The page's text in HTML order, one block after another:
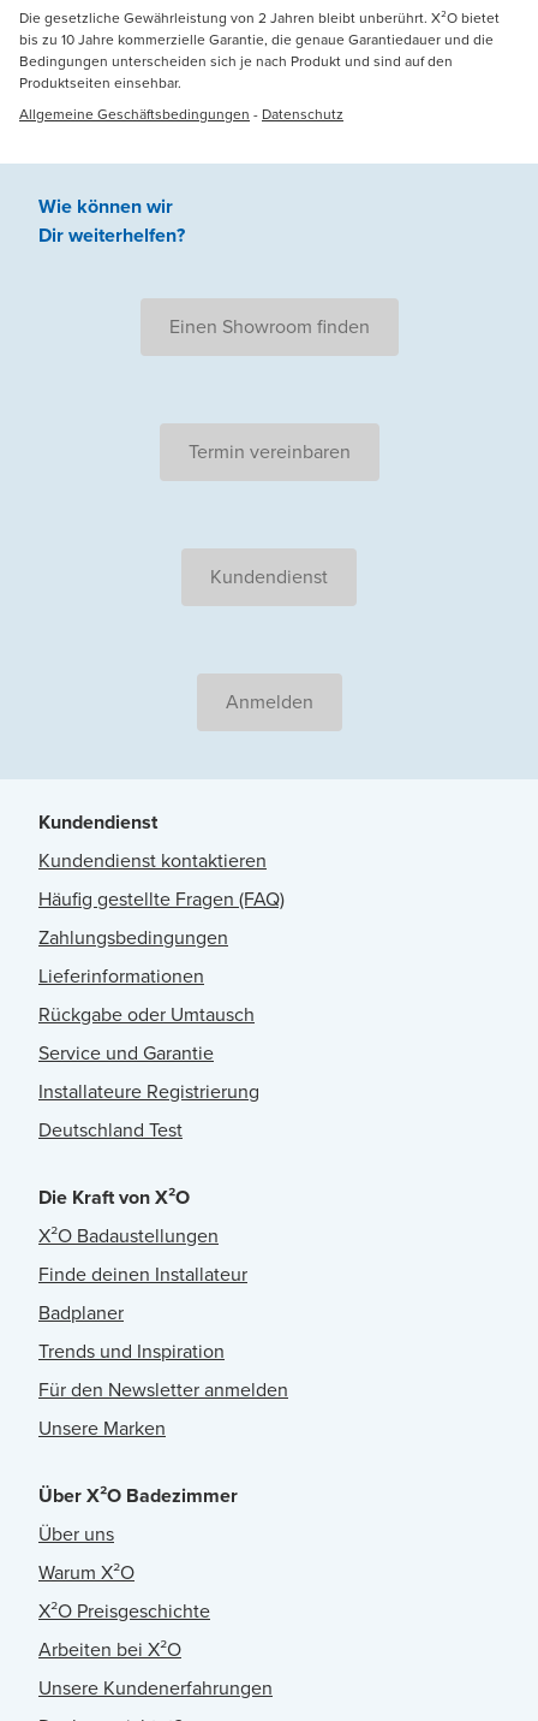
Die gesetzliche Gewährleistung von 2 Jahren bleibt unberührt. X²O bietet
bis zu 10 Jahre kommerzielle Garantie, die genaue Garantiedauer und die
Bedingungen unterscheiden sich je nach Produkt und sind auf den
Produktseiten einsehbar.
Allgemeine Geschäftsbedingungen - Datenschutz
Wie können wir
Dir weiterhelfen?
Einen Showroom finden
Termin vereinbaren
Kundendienst
Anmelden
Kundendienst
Kundendienst kontaktieren
Häufig gestellte Fragen (FAQ)
Zahlungsbedingungen
Lieferinformationen
Rückgabe oder Umtausch
Service und Garantie
Installateure Registrierung
Deutschland Test
Die Kraft von X²O
X²O Badaustellungen
Finde deinen Installateur
Badplaner
Trends und Inspiration
Für den Newsletter anmelden
Unsere Marken
Über X²O Badezimmer
Über uns
Warum X²O
X²O Preisgeschichte
Arbeiten bei X²O
Unsere Kundenerfahrungen